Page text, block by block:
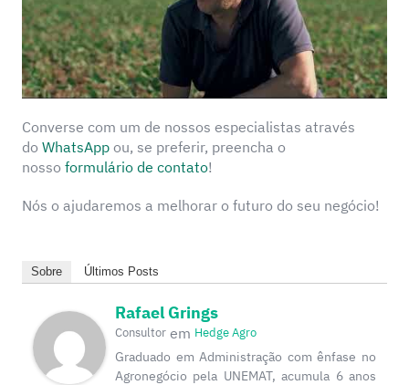
Converse com um de nossos especialistas através
do WhatsApp ou, se preferir, preencha o
nosso formulário de contato!
Nós o ajudaremos a melhorar o futuro do seu negócio!
Sobre Últimos Posts
Rafael Grings
Consultor em Hedge Agro
Graduado em Administração com ênfase no
Agronegócio pela UNEMAT, acumula 6 anos